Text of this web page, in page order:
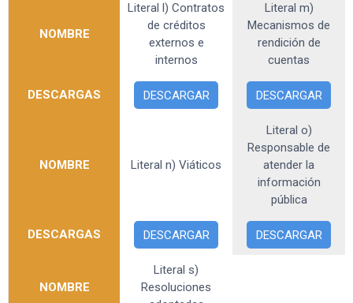
NOMBRE
Literal l) Contratos
de créditos
externos e
internos
Literal m)
Mecanismos de
rendición de
cuentas
DESCARGAS DESCARGAR DESCARGAR
NOMBRE Literal n) Viáticos
Literal o)
Responsable de
atender la
información
pública
DESCARGAS DESCARGAR DESCARGAR
NOMBRE
Literal s)
Resoluciones